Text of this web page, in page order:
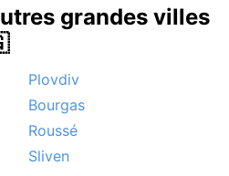
grandes villes
Plovdiv
Bourgas
Roussé
Sliven